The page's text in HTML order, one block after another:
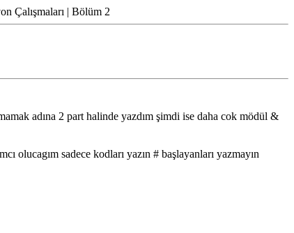
Çalışmaları | Bölüm 2
adına 2 part halinde yazdım şimdi ise daha cok mödül &
olucagım sadece kodları yazın # başlayanları yazmayın